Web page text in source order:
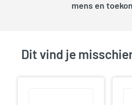
mens en
Dit vind je